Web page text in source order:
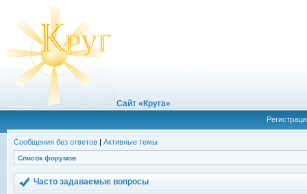
Сайт «Круга»
Сообщения без ответов | Активные темы
Список форумов
Часто задаваемые вопросы